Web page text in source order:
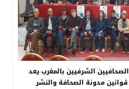
الشرفيين بالمغرب يعد
مدونة الصحافة والنشر